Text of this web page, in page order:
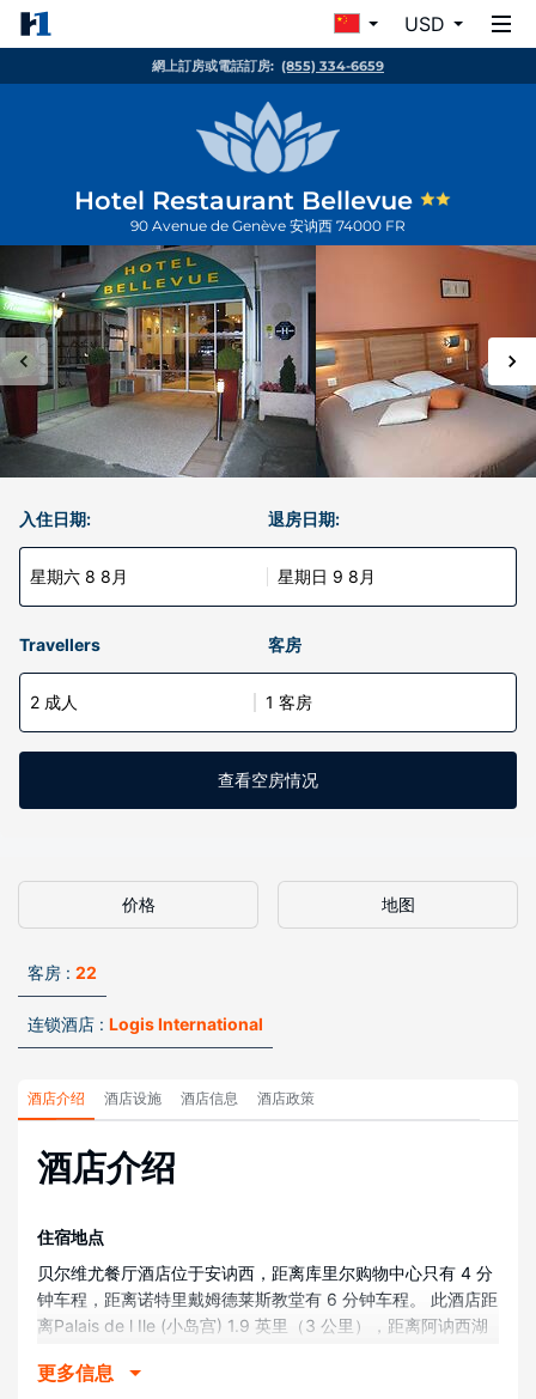
USD
網上訂房或電話訂房: (855) 334-6659
Hotel Restaurant Bellevue
90 Avenue de Genève 安讷西 74000 FR
入住日期:
星期六 8 8月
退房日期:
星期日 9 8月
Travellers 客房
2 成人 1 客房
查看空房情况
价格 地图
客房 : 22
连锁酒店 : Logis International
酒店介绍 酒店设施 酒店信息 酒店政策
酒店介绍
住宿地点
贝尔维尤餐厅酒店位于安讷西，距离库里尔购物中心只有 4 分
钟车程，距离诺特里戴姆德莱斯教堂有 6 分钟车程。 此酒店距
离Palais de l Ile (小岛宫) 1.9 英里（3 公里），距离阿讷西湖
客房
更多信息